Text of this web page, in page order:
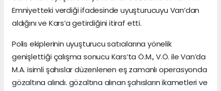
Emniyetteki verdiği ifadesinde uyuşturucuyu Van’dan
aldığını ve Kars’a getirdiğini itiraf etti.
Polis ekiplerinin uyuşturucu satıcılarına yönelik
genişlettiği çalışma sonucu Kars’ta Ö.M., V.Ö. ile Van’da
M.A. isimli şahıslar düzenlenen eş zamanlı operasyonda
gözaltına alındı. gözaltına alınan şahısların ikametleri ve